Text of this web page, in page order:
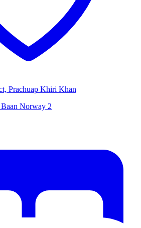
Prachuap Khiri Khan
Norway 2